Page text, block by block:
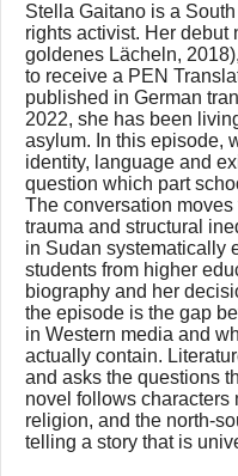
Stella Gaitano is a
rights activist. Her
goldenes Lächeln,
to receive a PEN
published in German
2022, she has been
asylum. In this episode,
identity, language and
question which part
The conversation
trauma and structural
in Sudan systematically
students from higher
biography and her
the episode is the gap
in Western media and
actually contain.
and asks the questions
novel follows characters
religion, and the north-
telling a story that is